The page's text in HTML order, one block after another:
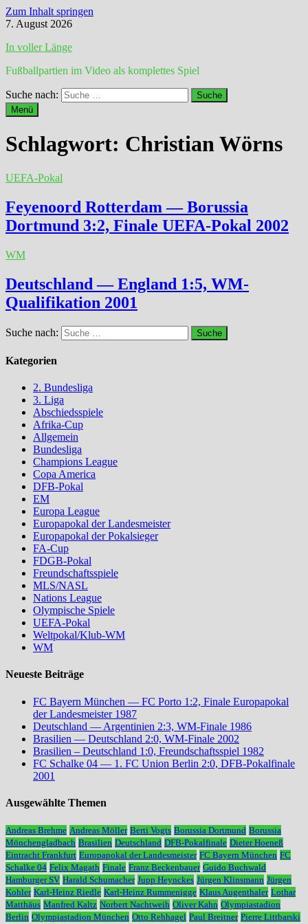
Zum Inhalt springen
7. August 2026
In voller Länge
Fußballpartien im Video als komplettes Spiel
Suche nach:
Menü
Schlagwort: Christian Wörns
UEFA-Pokal
Feyenoord Rotterdam — Borussia
Dortmund 3:2, Finale UEFA-Pokal 2002
WM
Deutschland — England 1:5, WM-
Qualifikation 2001
Suche nach:
Kategorien
2. Bundesliga
3. Liga
Abschiedsspiele
Afrika-Cup
Allgemein
Bundesliga
Champions League
Copa America
DFB-Pokal
EM
Europa League
Europapokal der Landesmeister
Europapokal der Pokalsieger
FA-Cup
FDGB-Pokal
Freundschaftsspiele
MLS/NASL
Nations League
Olympische Spiele
UEFA-Pokal
Weltpokal/Klub-WM
WM
Neueste Beiträge
FC Bayern München — FC Porto 1:2, Finale Europapokal
der Landesmeister 1987
Deutschland — Argentinien 2:3, WM-Finale 1986
Brasilien — Deutschland 2:0, WM-Finale 2002
Brasilien – Deutschland 1:0, Freundschaftsspiel 1982
FC Schalke 04 — 1. FC Union Berlin 2:0, DFB-Pokalfinale
2001
Ausgewählte Themen
Andreas Brehme Andreas Möller Berti Vogts Borussia Dortmund Borussia
Mönchengladbach Brasilien Deutschland DFB-Pokalfinale Dieter Hoeneß
Eintracht Frankfurt Europapokal der Landesmeister FC Bayern München FC
Schalke 04 Felix Magath Finale Franz Beckenbauer Guido Buchwald
Hamburger SV Harald Schumacher Jupp Heynckes Jürgen Klinsmann Jürgen
Kohler Karl-Heinz Riedle Karl-Heinz Rummenigge Klaus Augenthaler Lothar
Matthäus Manfred Kaltz Norbert Nachtweih Oliver Kahn Olympiastadion
Berlin Olympiastadion München Otto Rehhagel Paul Breitner Pierre Littbarski